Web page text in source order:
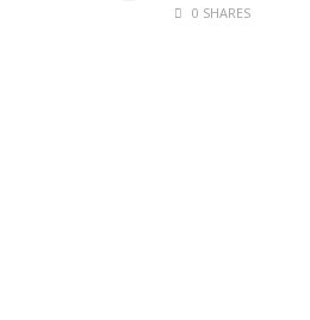
0 SHARES